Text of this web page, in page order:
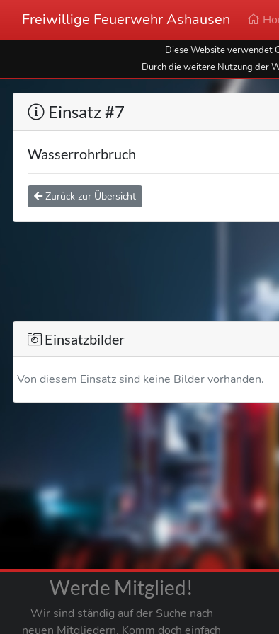
Freiwillige Feuerwehr Ashausen
Diese Website verwendet
Durch die weitere Nutzung der
Einsatz #7
Wasserrohrbruch
Zurück zur Übersicht
Einsatzbilder
Von diesem Einsatz sind keine Bilder vorhanden.
Werde Mitglied!
Wir sind ständig auf der Suche nach
neuen Mitgliedern. Komm doch einfach